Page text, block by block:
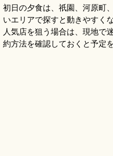
初日の夕食は、祇園、河原町
いエリアで探すと動きやすくな
人気店を狙う場合は、現地で
約方法を確認しておくと予定